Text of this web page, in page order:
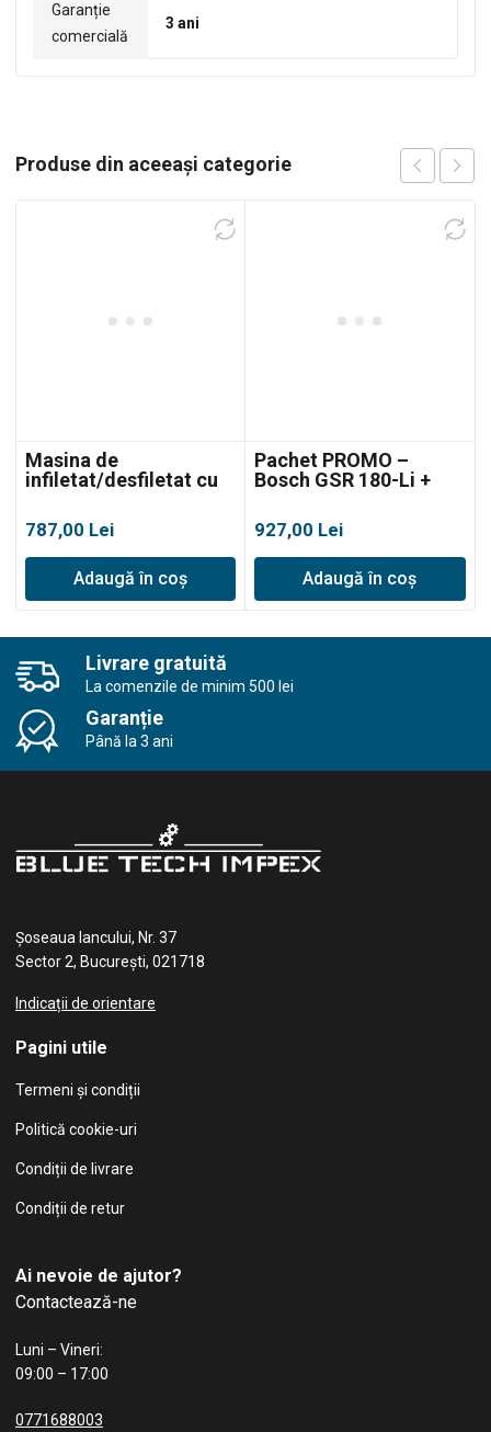
Garanție
comercială
3 ani
Produse din aceeași categorie
Masina de
infiletat/desfiletat cu
18V-200
787,00 Lei
Adaugă în coș
Pachet PROMO –
Bosch GSR 180-Li +
927,00 Lei
Adaugă în coș
Livrare gratuită
La comenzile de minim 500 lei
Garanție
Până la 3 ani
Șoseaua Iancului, Nr. 37
Sector 2, București, 021718
Indicații de orientare
Pagini utile
Termeni și condiții
Politică cookie-uri
Condiții de livrare
Condiții de retur
Ai nevoie de ajutor?
Contactează-ne
Luni – Vineri:
09:00 – 17:00
0771688003